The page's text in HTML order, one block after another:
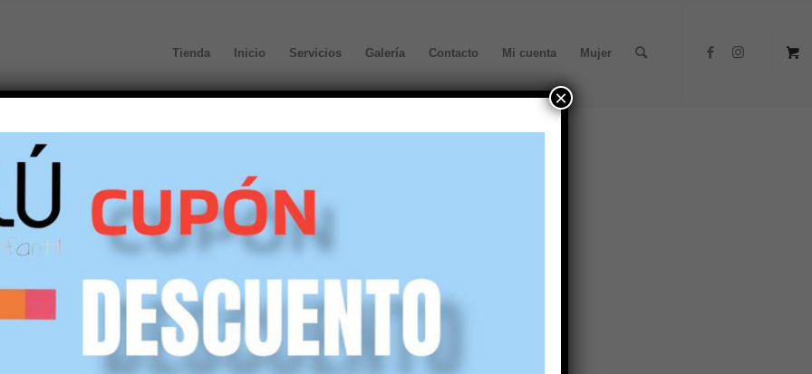
Tienda Inicio Servicios Galería Contacto Mi cuenta Mujer
Sandalia velcro niño Angelitos 449
44,00 € (IVA incl.)
×